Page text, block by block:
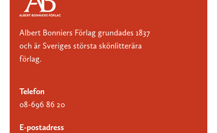
Albert Bonniers Förlag grundades 1837
och är Sveriges största skönlitterära
förlag.
Telefon
08-696 86 20
E-postadress